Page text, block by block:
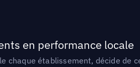
en performance locale
chaque établissement, décide de